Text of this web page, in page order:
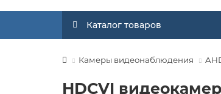
Каталог товаров
Камеры видеонаблюдения
HDCVI